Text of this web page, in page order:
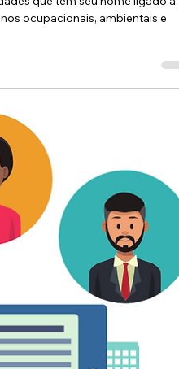
– Terça Feira dia
as 11: 00 da manhã
que tem seu nome ligado a
ocupacionais, ambientais e